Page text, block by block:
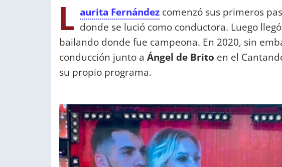
L aurita Fernández comenzó sus primeros
donde se lució como conductora. Luego
bailando donde fue campeona. En 2020, sin
conducción junto a Ángel de Brito en el
su propio programa.